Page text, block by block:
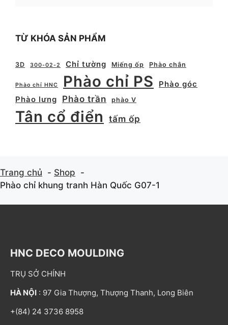
TỪ KHÓA SẢN PHẨM
3D 300-02-2 Chỉ tường Miếng ốp Phào chân
Phào chỉ HNC Phào chỉ PS
Phào góc
Phào lưng
Phào trần phào V
Tân cổ điển tấm ốp
Trang chủ
Shop
Phào chỉ khung tranh Hàn Quốc G07-1
HNC DECO MOULDING
TRỤ SỞ CHÍNH
HÀ NỘI : 97 Gia Thượng, Thượng Thanh, Long Biên
+(84) 24 3736 8958